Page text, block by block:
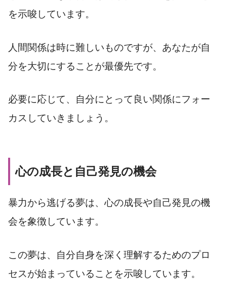
を示唆しています。
人間関係は時に難しいものですが、あなたが自
分を大切にすることが最優先です。
必要に応じて、自分にとって良い関係にフォー
カスしていきましょう。
心の成長と自己発見の機会
暴力から逃げる夢は、心の成長や自己発見の機
会を象徴しています。
この夢は、自分自身を深く理解するためのプロ
セスが始まっていることを示唆しています。